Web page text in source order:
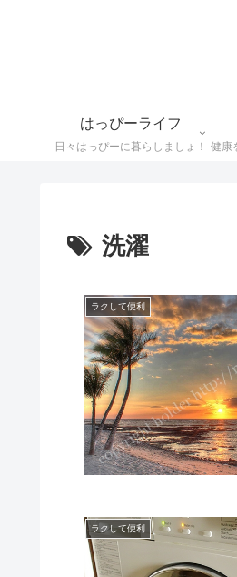
はっぴーライフ
日々はっぴーに暮らしましょ！
洗濯
ラクして便利
ラクして便利